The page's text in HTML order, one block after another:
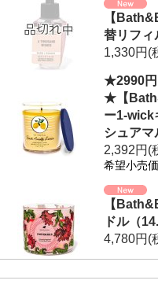
【
替リフ
1,330円 (
★2990
★【
ー1-wick
シュアマ
2,392円 (
希望小売
【
ドル（
4,780円 (